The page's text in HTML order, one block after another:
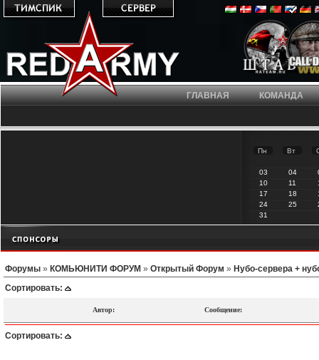
ГЛАВНАЯ КОМАНДА
Пн Вт
03 04
10
11
17
18
24
25
31
Форумы » КОМЬЮНИТИ ФОРУМ » Открытый Форум » Нубо-сервера +
Сортировать:
Автор: Сообщение:
Сортировать: